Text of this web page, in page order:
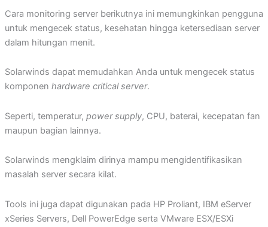
Cara monitoring server berikutnya ini memungkinkan pengguna
untuk mengecek status, kesehatan hingga ketersediaan server
dalam hitungan menit.
Solarwinds dapat memudahkan Anda untuk mengecek status
komponen hardware critical server.
Seperti, temperatur, power supply, CPU, baterai, kecepatan fan
maupun bagian lainnya.
Solarwinds mengklaim dirinya mampu mengidentifikasikan
masalah server secara kilat.
Tools ini juga dapat digunakan pada HP Proliant, IBM eServer
xSeries Servers, Dell PowerEdge serta VMware ESX/ESXi